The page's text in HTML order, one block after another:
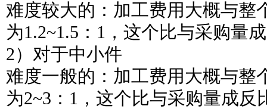
难度较大的：加工费用大概与整
为1.2~1.5：1，这个比与采购量
2）对于中小件
难度一般的：加工费用大概与整
为2~3：1，这个比与采购量成反